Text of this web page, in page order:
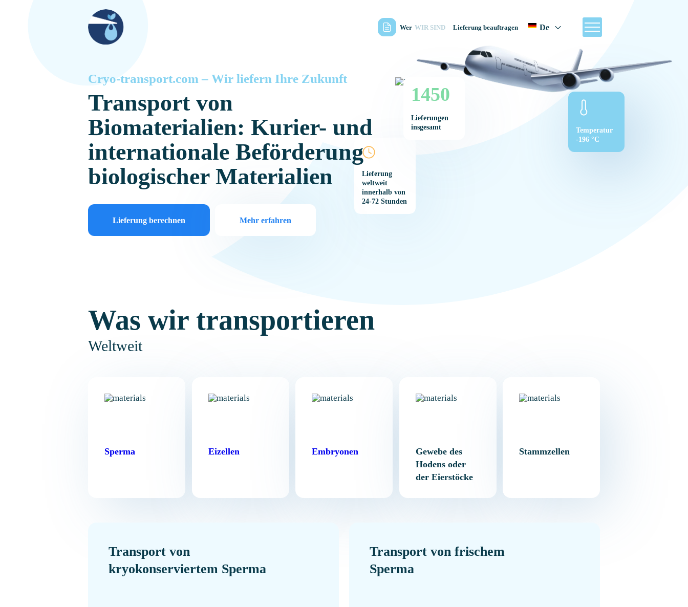
Wer WIR SIND Lieferung beauftragen De
Cryo-transport.com – Wir liefern Ihre Zukunft
Transport von
Biomaterialien: Kurier- und
internationale Beförderung
biologischer Materialien
Lieferung berechnen Mehr erfahren
Lieferung
weltweit
innerhalb von
24-72 Stunden
1450
Lieferungen
insgesamt
Temperatur
-196 °C
Was wir transportieren
Weltweit
Sperma Eizellen Embryonen
Gewebe des
Hodens oder
der Eierstöcke
Stammzellen
Transport von
kryokonserviertem Sperma
Transport von frischem
Sperma